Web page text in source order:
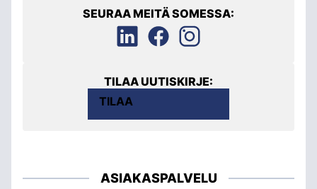
SEURAA MEITÄ SOMESSA:
TILAA UUTISKIRJE:
TILAA
ASIAKASPALVELU